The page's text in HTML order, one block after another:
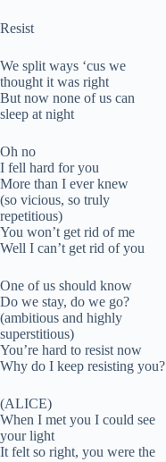
Resist
We split ways ‘cus we
thought it was right
But now none of us can
sleep at night
Oh no
I fell hard for you
More than I ever knew
(so vicious, so truly
repetitious)
You won’t get rid of me
Well I can’t get rid of you
One of us should know
Do we stay, do we go?
(ambitious and highly
superstitious)
You’re hard to resist now
Why do I keep resisting you?
(ALICE)
When I met you I could see
your light
It felt so right, you were the